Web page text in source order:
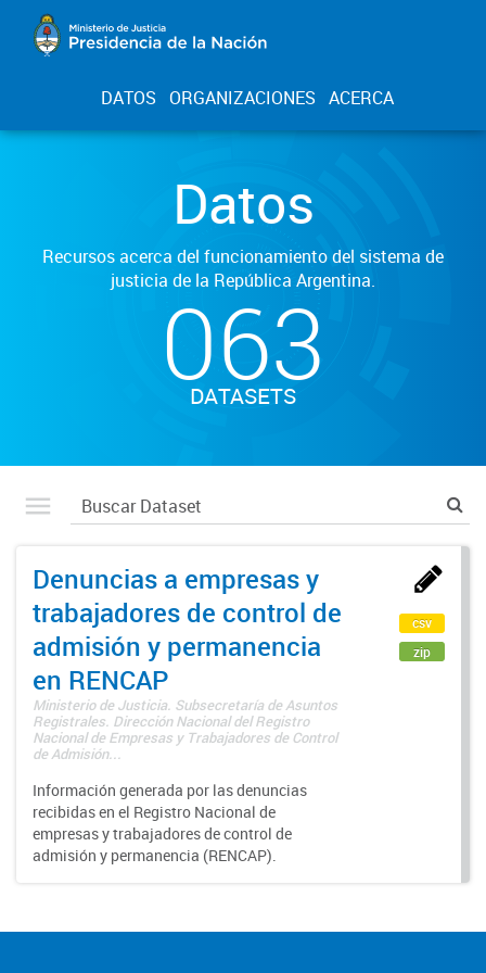
DATOS ORGANIZACIONES ACERCA
Datos
Recursos acerca del funcionamiento del sistema de
justicia de la República Argentina.
063
DATASETS
Denuncias a empresas y
trabajadores de control de
admisión y permanencia
en RENCAP
Ministerio de Justicia. Subsecretaría de Asuntos
Registrales. Dirección Nacional del Registro
Nacional de Empresas y Trabajadores de Control
de Admisión...
Información generada por las denuncias
recibidas en el Registro Nacional de
empresas y trabajadores de control de
admisión y permanencia (RENCAP).
csv
zip